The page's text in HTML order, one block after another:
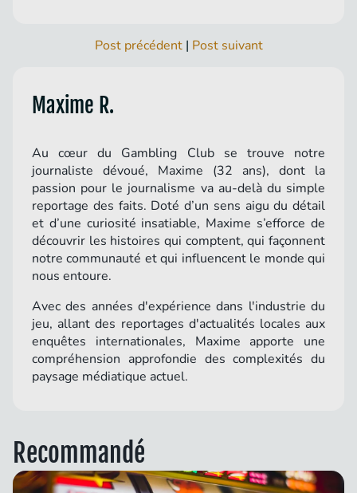
Post précédent| Post suivant
Maxime R.
Au cœur du Gambling Club se trouve notre
journaliste dévoué, Maxime (32 ans), dont la
passion pour le journalisme va au-delà du simple
reportage des faits. Doté d’un sens aigu du détail
et d’une curiosité insatiable, Maxime s’efforce de
découvrir les histoires qui comptent, qui façonnent
notre communauté et qui influencent le monde qui
nous entoure.
Avec des années d'expérience dans l'industrie du
jeu, allant des reportages d'actualités locales aux
enquêtes internationales, Maxime apporte une
compréhension approfondie des complexités du
paysage médiatique actuel.
Recommandé